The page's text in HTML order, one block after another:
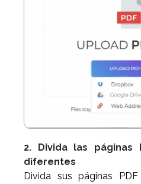
2. Divida las páginas
diferentes
Divida sus páginas